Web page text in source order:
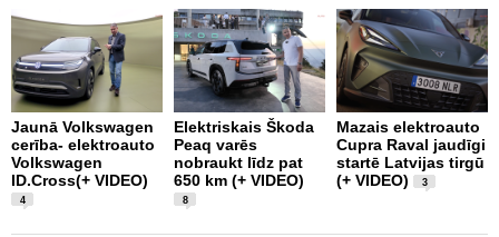
Jaunā Volkswagen
cerība- elektroauto
Volkswagen
ID.Cross(+ VIDEO)
4
Elektriskais Škoda
Peaq varēs
nobraukt līdz pat
650 km (+ VIDEO)
8
Mazais elektroauto
Cupra Raval jaudīgi
startē Latvijas tirgū
(+ VIDEO)
3